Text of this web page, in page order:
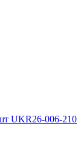
UKR26-006-210